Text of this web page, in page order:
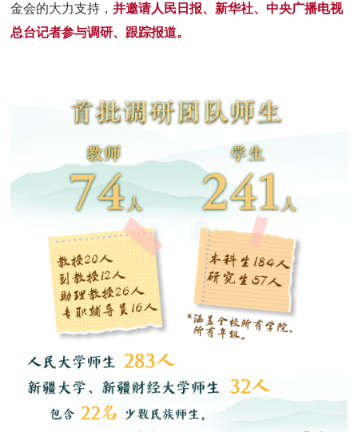
金会的大力支持，并邀请人民日报、新华社、中央广播电视
总台记者参与调研、跟踪报道。